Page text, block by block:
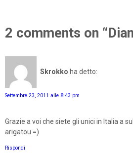
2 comments on
Skrokko ha detto:
Settembre 23, 2011 alle 8:43 pm
Grazie a voi che siete gli unici in Italia a
arigatou =)
Rispondi